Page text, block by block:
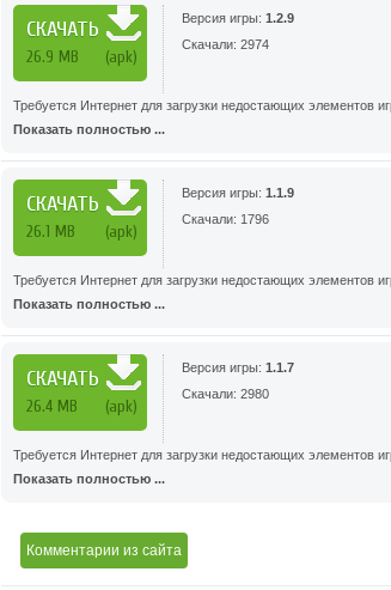
СКАЧАТЬ
26.9 MB (apk)
Версия игры: 1.2.9
Скачали: 2974
Требуется Интернет для загрузки недостающих элементов
Показать полностью ...
СКАЧАТЬ
26.1 MB (apk)
Версия игры: 1.1.9
Скачали: 1796
Требуется Интернет для загрузки недостающих элементов
Показать полностью ...
СКАЧАТЬ
26.4 MB (apk)
Версия игры: 1.1.7
Скачали: 2980
Требуется Интернет для загрузки недостающих элементов
Показать полностью ...
Комментарии из сайта